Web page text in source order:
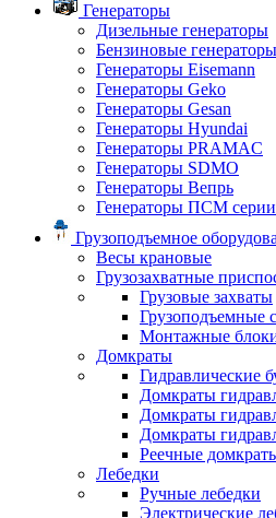
Генераторы
Дизельные генераторы
Бензиновые генераторы
Генераторы Eisemann
Генераторы Geko
Генераторы Gesan
Генераторы Hyundai
Генераторы PRAMAC
Генераторы SDMO
Генераторы Вепрь
Генераторы ПСМ
Грузоподъемное
Весы крановые
Грузозахватные
Грузовые захваты
Грузоподъемные
Монтажные
Домкраты
Гидравлические
Домкраты
Домкраты
Домкраты
Реечные
Лебедки
Ручные лебедки
Электрические